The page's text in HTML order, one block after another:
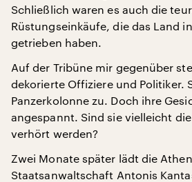
Schließlich waren es auch die
Rüstungseinkäufe, die das Land
getrieben haben.
Auf der Tribüne mir gegenüber
dekorierte Offiziere und Politiker.
Panzerkolonne zu. Doch ihre
angespannt. Sind sie vielleicht
verhört werden?
Zwei Monate später lädt die
Staatsanwaltschaft Antonis